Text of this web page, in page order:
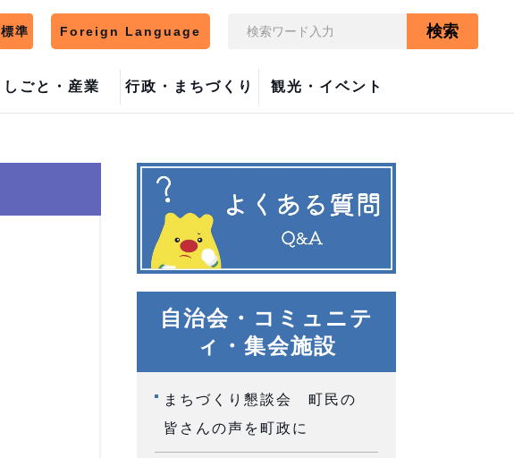
しごと・産業 行政・まちづくり 観光・イベント
標準 Foreign Language 検索
自治会・コミュニテ
ィ・集会施設
まちづくり懇談会 町民の
皆さんの声を町政に